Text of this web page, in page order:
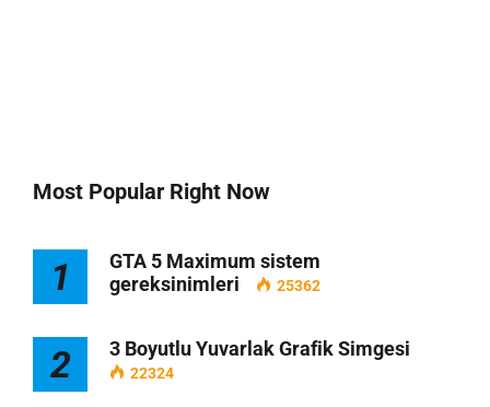
Most Popular Right Now
1
GTA 5 Maximum sistem
gereksinimleri
25362
2 3 Boyutlu Yuvarlak Grafik Simgesi
22324